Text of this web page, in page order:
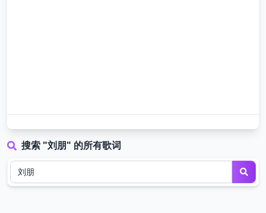
搜索 "刘朋" 的所有歌词